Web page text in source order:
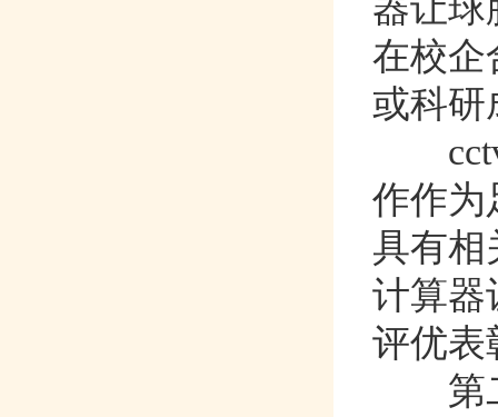
器让球
在校企
或科研成
cctv5
作作为
具有相
计算器
评优表
第